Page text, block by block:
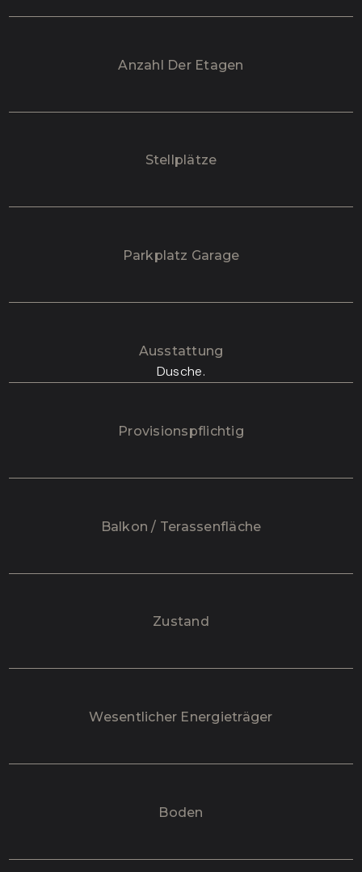
Anzahl Der Etagen
Stellplätze
Parkplatz Garage
Ausstattung
Dusche.
Provisionspflichtig
Balkon / Terassenfläche
Zustand
Wesentlicher Energieträger
Boden